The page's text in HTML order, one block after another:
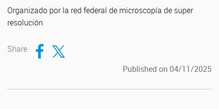
Organizado por la red federal de microscopía de super
resolución
Share Compartir en Facebook
Compartir en Twitter
Published on 04/11/2025